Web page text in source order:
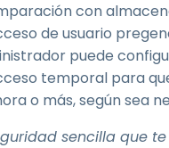
con
de usuario
puede
temporal para
o más, según sea
sencilla que